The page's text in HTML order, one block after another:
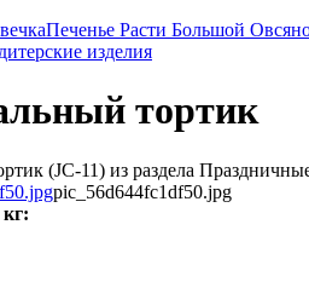
Печенье Расти Большой
изделия
тортик
(JC-11) из раздела
pic_56d644fc1df50.jpg
кг: